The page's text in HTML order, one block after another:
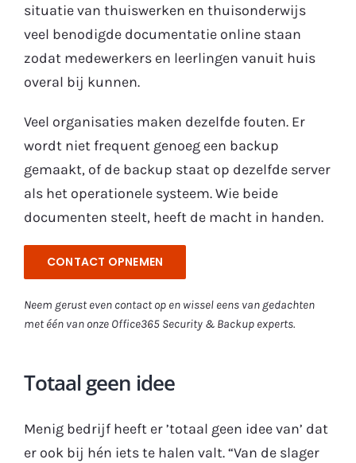
situatie van thuiswerken en thuisonderwijs
veel benodigde documentatie online staan
zodat medewerkers en leerlingen vanuit huis
overal bij kunnen.
Veel organisaties maken dezelfde fouten. Er
wordt niet frequent genoeg een backup
gemaakt, of de backup staat op dezelfde server
als het operationele systeem. Wie beide
documenten steelt, heeft de macht in handen.
CONTACT OPNEMEN
Neem gerust even contact op en wissel eens van gedachten
met één van onze Office365 Security & Backup experts.
Totaal geen idee
Menig bedrijf heeft er ’totaal geen idee van’ dat
er ook bij hén iets te halen valt. “Van de slager